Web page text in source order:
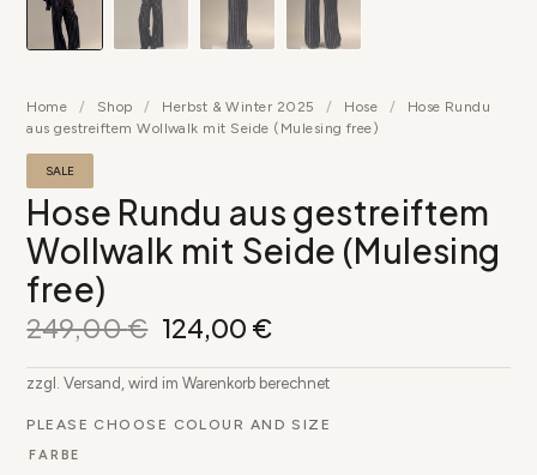
Home / Shop / Herbst & Winter 2025 / Hose /
Hose Rundu
aus gestreiftem Wollwalk mit Seide (Mulesing free)
SALE
Hose Rundu aus gestreiftem
Wollwalk mit Seide (Mulesing
free)
249,00€ 124,00 €
zzgl. Versand, wird im Warenkorb berechnet
PLEASE CHOOSE COLOUR AND SIZE
FARBE